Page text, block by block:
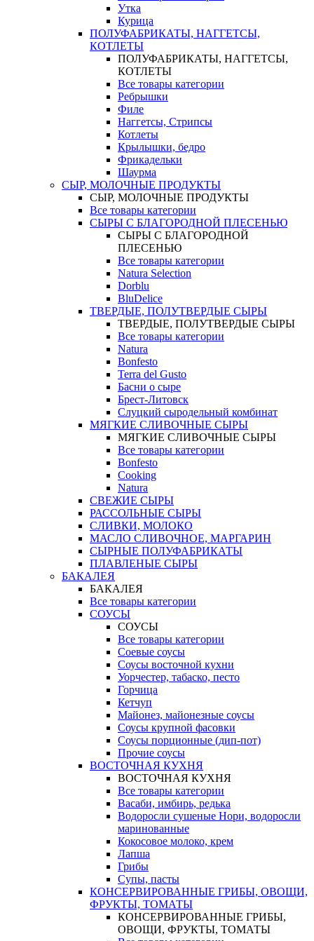
Утка
Курица
ПОЛУФАБРИКАТЫ, НАГГЕТСЫ,
КОТЛЕТЫ
ПОЛУФАБРИКАТЫ, НАГГЕТСЫ,
КОТЛЕТЫ
Все товары категории
Ребрышки
Филе
Наггетсы, Стрипсы
Котлеты
Крылышки, бедро
Фрикадельки
Шаурма
СЫР, МОЛОЧНЫЕ ПРОДУКТЫ
СЫР, МОЛОЧНЫЕ ПРОДУКТЫ
Все товары категории
СЫРЫ С БЛАГОРОДНОЙ ПЛЕСЕНЬЮ
СЫРЫ С БЛАГОРОДНОЙ
ПЛЕСЕНЬЮ
Все товары категории
Natura Selection
Dorblu
BluDelice
ТВЕРДЫЕ, ПОЛУТВЕРДЫЕ СЫРЫ
ТВЕРДЫЕ, ПОЛУТВЕРДЫЕ СЫРЫ
Все товары категории
Natura
Bonfesto
Terra del Gusto
Басни о сыре
Брест-Литовск
Слуцкий сыродельный комбинат
МЯГКИЕ СЛИВОЧНЫЕ СЫРЫ
МЯГКИЕ СЛИВОЧНЫЕ СЫРЫ
Все товары категории
Bonfesto
Cooking
Natura
СВЕЖИЕ СЫРЫ
РАССОЛЬНЫЕ СЫРЫ
СЛИВКИ, МОЛОКО
МАСЛО СЛИВОЧНОЕ, МАРГАРИН
СЫРНЫЕ ПОЛУФАБРИКАТЫ
ПЛАВЛЕНЫЕ СЫРЫ
БАКАЛЕЯ
БАКАЛЕЯ
Все товары категории
СОУСЫ
СОУСЫ
Все товары категории
Соевые соусы
Соусы восточной кухни
Уорчестер, табаско, песто
Горчица
Кетчуп
Майонез, майонезные соусы
Соусы крупной фасовки
Соусы порционные (дип-пот)
Прочие соусы
ВОСТОЧНАЯ КУХНЯ
ВОСТОЧНАЯ КУХНЯ
Все товары категории
Васаби, имбирь, редька
Водоросли сушеные Нори, водоросли
маринованные
Кокосовое молоко, крем
Лапша
Грибы
Супы, пасты
КОНСЕРВИРОВАННЫЕ ГРИБЫ, ОВОЩИ,
ФРУКТЫ, ТОМАТЫ
КОНСЕРВИРОВАННЫЕ ГРИБЫ,
ОВОЩИ, ФРУКТЫ, ТОМАТЫ